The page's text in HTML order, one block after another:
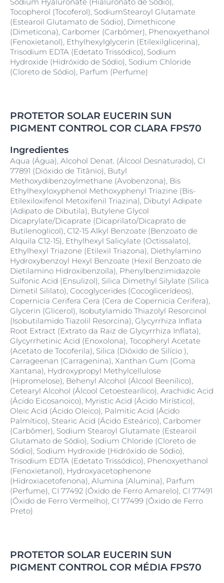
Tocopherol (Tocoferol), SodiumStearoyl Glutamate
(Estearoil Glutamato de Sódio), Dimethicone
(Dimeticona), Carbomer (Carbômer), Phenoxyethanol
(Fenoxietanol), Ethylhexylglycerin (Etilexilglicerina),
Trisodium EDTA (Edetato Trissódico), Sodium
Hydroxide (Hidróxido de Sódio), Sodium Chloride
(Cloreto de Sódio), Parfum (Perfume)
PROTETOR SOLAR EUCERIN SUN
PIGMENT CONTROL COR CLARA FPS70
Ingredientes
Aqua (Água), Alcohol Denat. (Álcool Desnaturado), CI
77891 (Dióxido de Titânio), Butyl
Methoxydibenzoylmethane (Avobenzona), Bis
Ethylhexyloxyphenol Methoxyphenyl Triazine (Bis-
Etilexiloxifenol Metoxifenil Triazina), Dibutyl Adipate
(Adipato de Dibutila), Butylene Glycol
Dicaprylate/Dicaprate (Dicaprilato/Dicaprato de
Butilenoglicol), C12-15 Alkyl Benzoate (Benzoato de
Alquila C12-15), Ethylhexyl Salicylate (Octissalato),
Ethylhexyl Triazone (Etilexil Triazona), Diethylamino
Hydroxybenzoyl Hexyl Benzoate (Hexil Benzoato de
Dietilamino Hidroxibenzoíla), Phenylbenzimidazole
Sulfonic Acid (Ensulizol), Silica Dimethyl Silylate (Sílica
Dimetil Sililato), Cocoglycerides (Cocoglicerídeos),
Copernicia Cerifera Cera (Cera de Copernicia Cerifera),
Glycerin (Glicerol), Isobutylamido Thiazolyl Resorcinol
(Isobutilamido Tiazolil Resorcina), Glycyrrhiza Inflata
Root Extract (Extrato da Raiz de Glycyrrhiza Inflata),
Glycyrrhetinic Acid (Enoxolona), Tocopheryl Acetate
(Acetato de Tocoferila), Silica (Dióxido de Silício ),
Carrageenan (Carragenina), Xanthan Gum (Goma
Xantana), Hydroxypropyl Methylcellulose
(Hipromelose), Behenyl Alcohol (Álcool Beenílico),
Cetearyl Alcohol (Álcool Cetoestearílico), Arachidic Acid
(Ácido Eicosanoico), Myristic Acid (Ácido Mirístico),
Oleic Acid (Ácido Oleico), Palmitic Acid (Ácido
Palmítico), Stearic Acid (Ácido Esteárico), Carbomer
(Carbômer), Sodium Stearoyl Glutamate (Estearoil
Glutamato de Sódio), Sodium Chloride (Cloreto de
Sódio), Sodium Hydroxide (Hidróxido de Sódio),
Trisodium EDTA (Edetato Trissódico), Phenoxyethanol
(Fenoxietanol), Hydroxyacetophenone
(Hidroxiacetofenona), Alumina (Alumina), Parfum
(Perfume), CI 77492 (Óxido de Ferro Amarelo), CI 77491
(Óxido de Ferro Vermelho), CI 77499 (Óxido de Ferro
Preto)
PROTETOR SOLAR EUCERIN SUN
PIGMENT CONTROL COR MÉDIA FPS70